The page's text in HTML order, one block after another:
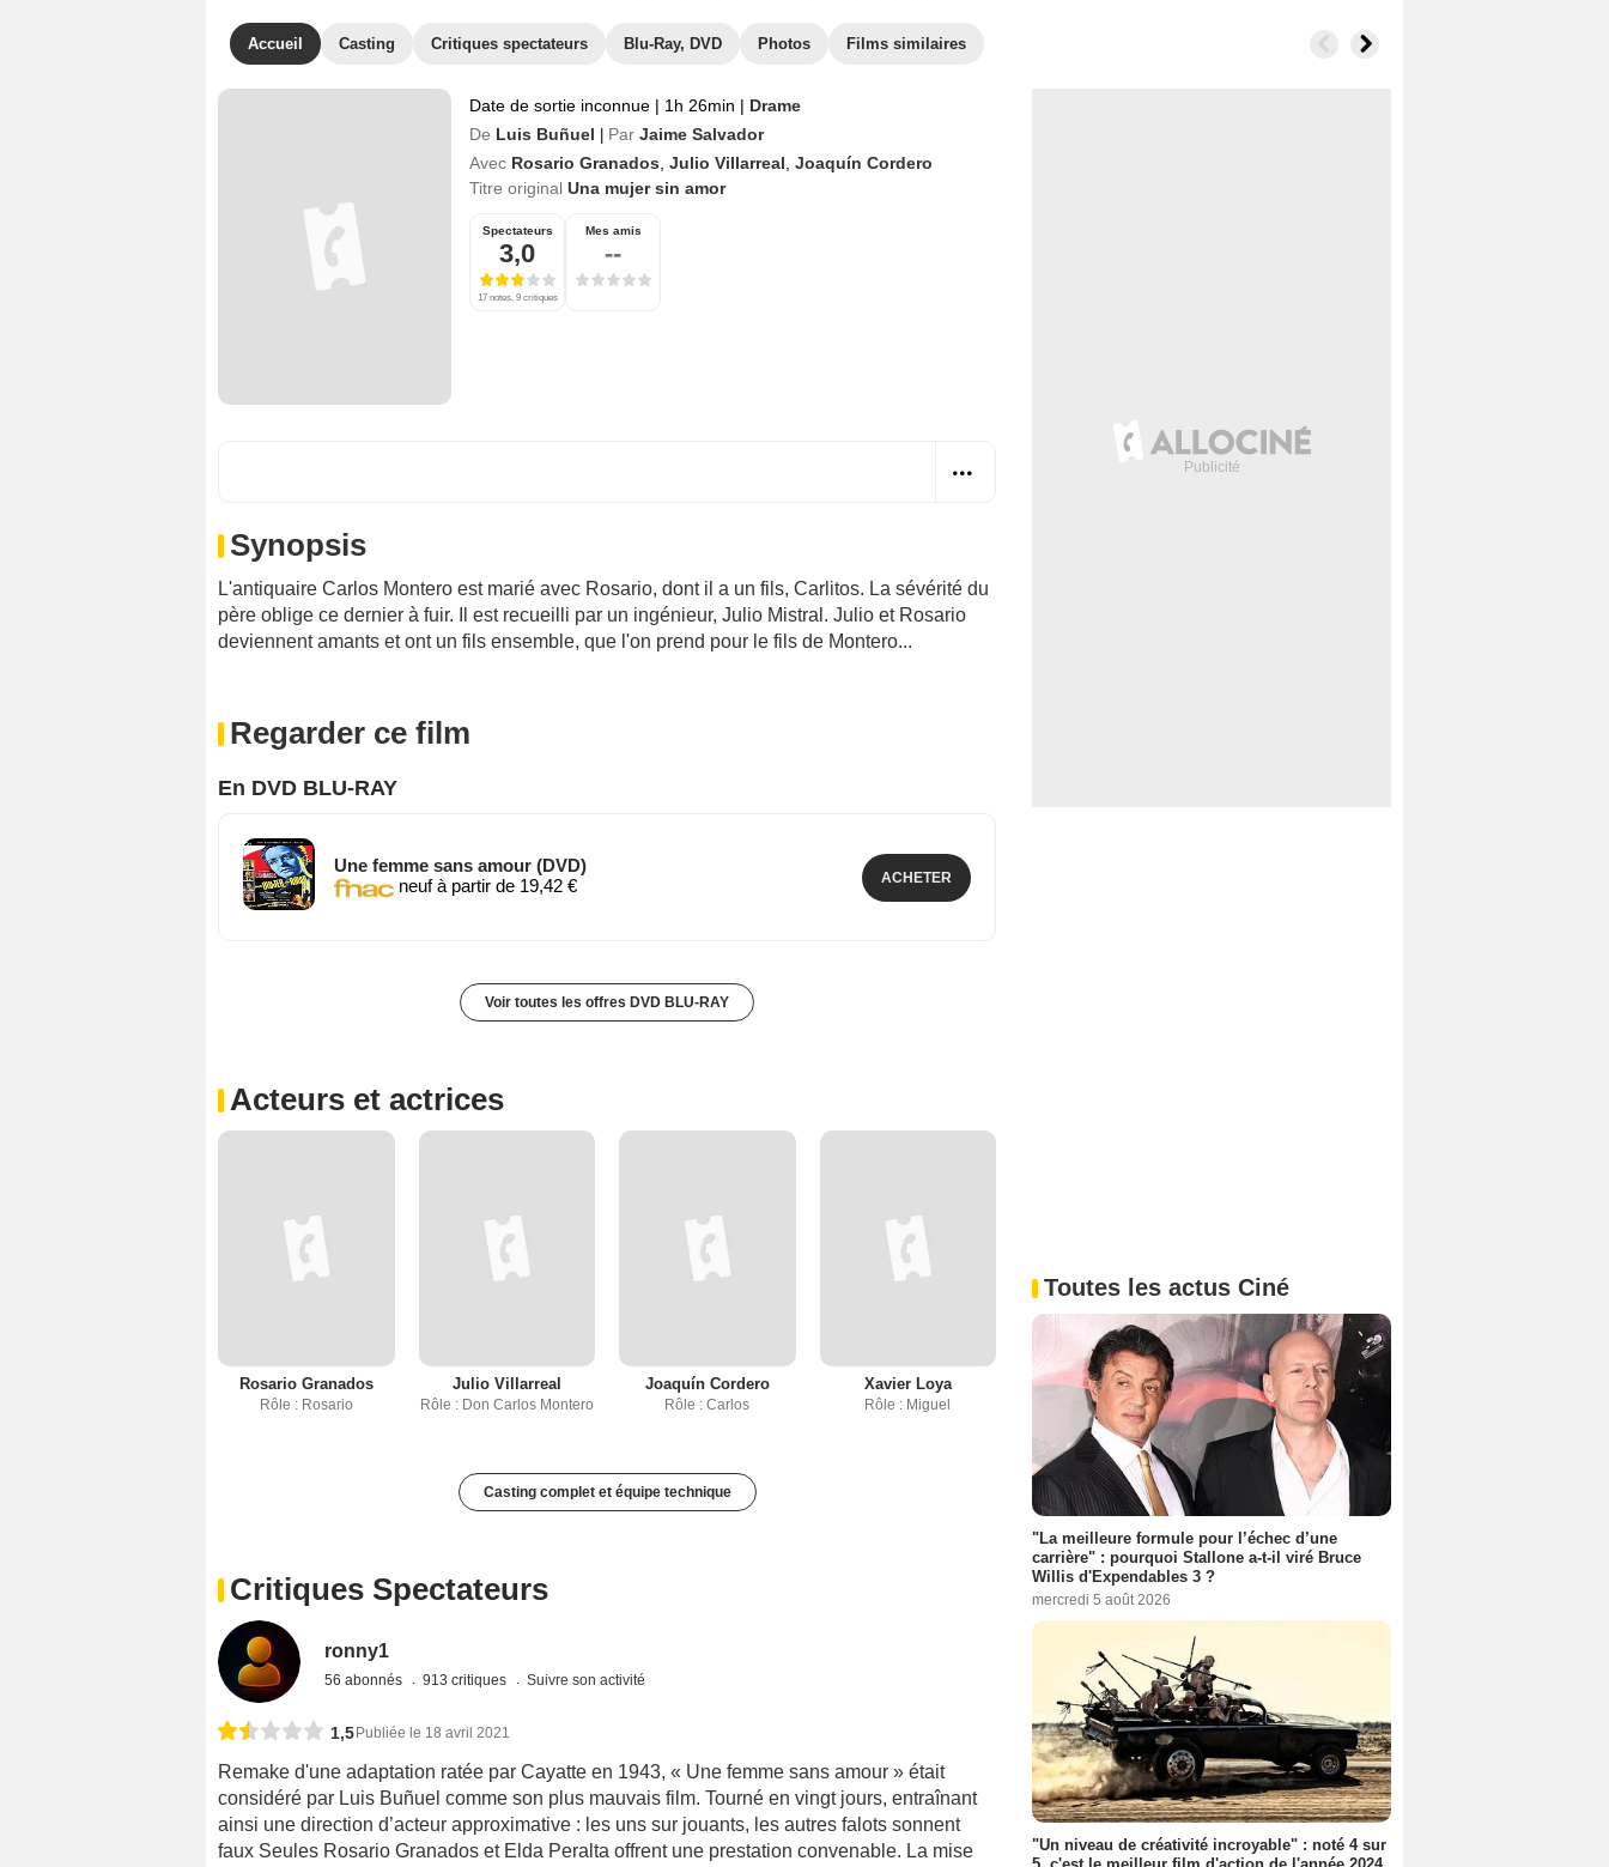
Accueil Casting Critiques spectateurs Blu-Ray, DVD Photos Films similaires
Date de sortie inconnue | 1h 26min | Drame
De Luis Buñuel Par Jaime Salvador
Avec Rosario Granados Julio Villarreal Joaquín Cordero
Titre original Una mujer sin amor
Spectateurs
3,0
17 notes, 9 critiques
Mes amis
--
Synopsis
L'antiquaire Carlos Montero est marié avec Rosario, dont il a un fils, Carlitos. La sévérité du
père oblige ce dernier à fuir. Il est recueilli par un ingénieur, Julio Mistral. Julio et Rosario
deviennent amants et ont un fils ensemble, que l'on prend pour le fils de Montero...
Regarder ce film
En DVD BLU-RAY
Une femme sans amour (DVD)
neuf à partir de 19,42 €
ACHETER
Voir toutes les offres DVD BLU-RAY
Acteurs et actrices
Rosario Granados
Rôle : Rosario
Julio Villarreal
Rôle : Don Carlos Montero
Joaquín Cordero
Rôle : Carlos
Xavier Loya
Rôle : Miguel
Casting complet et équipe technique
Critiques Spectateurs
ronny1
56 abonnés 913 critiques Suivre son activité
1,5 Publiée le 18 avril 2021
Remake d'une adaptation ratée par Cayatte en 1943, « Une femme sans amour » était
considéré par Luis Buñuel comme son plus mauvais film. Tourné en vingt jours, entraînant
ainsi une direction d’acteur approximative : les uns sur jouants, les autres falots sonnent
faux Seules Rosario Granados et Elda Peralta offrent une prestation convenable. La mise
Toutes les actus Ciné
"La meilleure formule pour l’échec d’une
carrière" : pourquoi Stallone a-t-il viré Bruce
Willis d'Expendables 3 ?
mercredi 5 août 2026
"Un niveau de créativité incroyable" : noté 4 sur